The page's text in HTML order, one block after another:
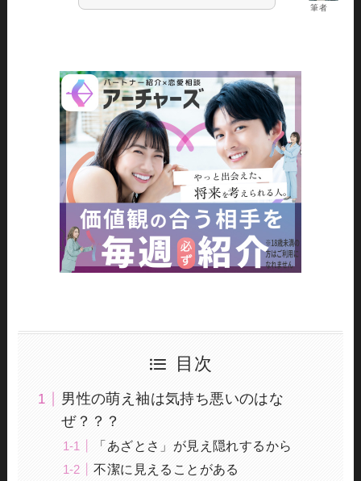
筆者
目次
男性の萌え袖は気持ち悪いのはな
ぜ？？？
「あざとさ」が見え隠れするから
不潔に見えることがある